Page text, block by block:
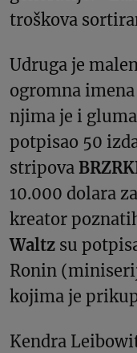
troškova
Udruga je
ogromna
njima je i
potpisao 50
stripova
10.000 dolara
kreator
Waltz su
Ronin
kojima je
Kendra